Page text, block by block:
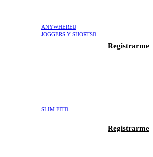
ANYWHERE
JOGGERS Y SHORTS
Registrarme
SLIM FIT
Registrarme